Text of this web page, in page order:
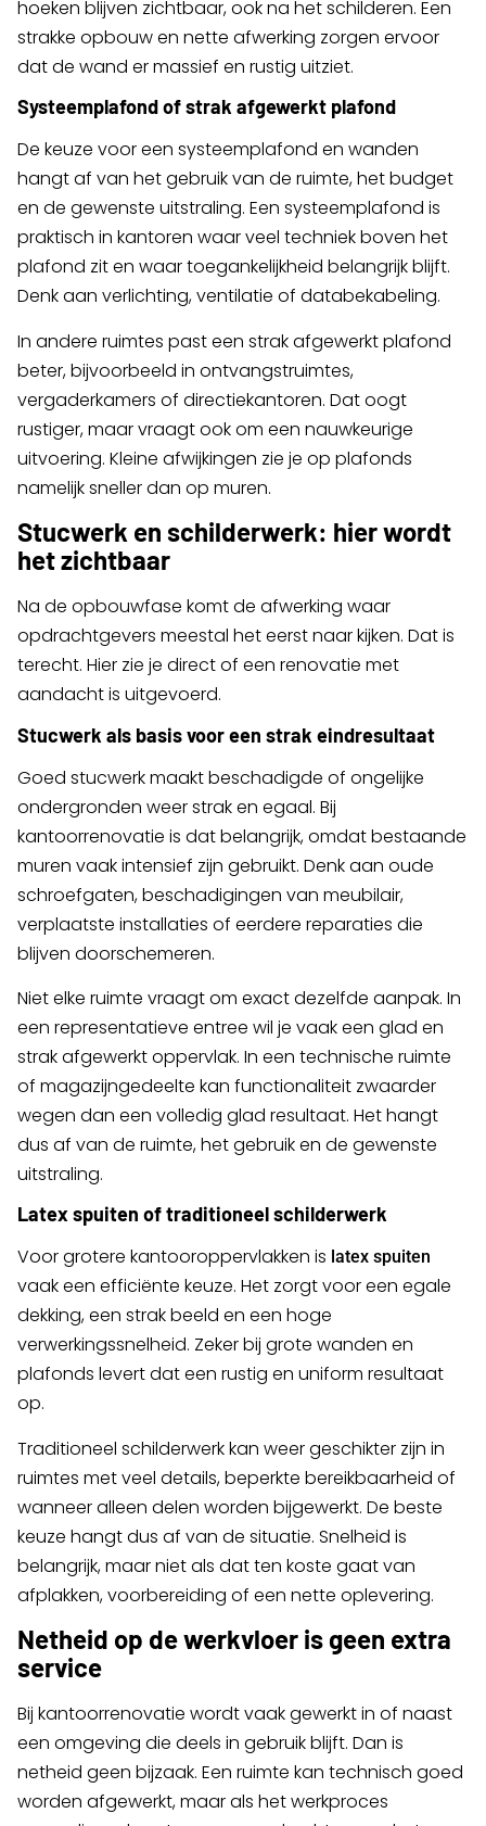
hoeken blijven zichtbaar, ook na het schilderen. Een
strakke opbouw en nette afwerking zorgen ervoor
dat de wand er massief en rustig uitziet.
Systeemplafond of strak afgewerkt plafond
De keuze voor een systeemplafond en wanden
hangt af van het gebruik van de ruimte, het budget
en de gewenste uitstraling. Een systeemplafond is
praktisch in kantoren waar veel techniek boven het
plafond zit en waar toegankelijkheid belangrijk blijft.
Denk aan verlichting, ventilatie of databekabeling.
In andere ruimtes past een strak afgewerkt plafond
beter, bijvoorbeeld in ontvangstruimtes,
vergaderkamers of directiekantoren. Dat oogt
rustiger, maar vraagt ook om een nauwkeurige
uitvoering. Kleine afwijkingen zie je op plafonds
namelijk sneller dan op muren.
Stucwerk en schilderwerk: hier wordt
het zichtbaar
Na de opbouwfase komt de afwerking waar
opdrachtgevers meestal het eerst naar kijken. Dat is
terecht. Hier zie je direct of een renovatie met
aandacht is uitgevoerd.
Stucwerk als basis voor een strak eindresultaat
Goed stucwerk maakt beschadigde of ongelijke
ondergronden weer strak en egaal. Bij
kantoorrenovatie is dat belangrijk, omdat bestaande
muren vaak intensief zijn gebruikt. Denk aan oude
schroefgaten, beschadigingen van meubilair,
verplaatste installaties of eerdere reparaties die
blijven doorschemeren.
Niet elke ruimte vraagt om exact dezelfde aanpak. In
een representatieve entree wil je vaak een glad en
strak afgewerkt oppervlak. In een technische ruimte
of magazijngedeelte kan functionaliteit zwaarder
wegen dan een volledig glad resultaat. Het hangt
dus af van de ruimte, het gebruik en de gewenste
uitstraling.
Latex spuiten of traditioneel schilderwerk
Voor grotere kantooroppervlakken is latex spuiten
vaak een efficiënte keuze. Het zorgt voor een egale
dekking, een strak beeld en een hoge
verwerkingssnelheid. Zeker bij grote wanden en
plafonds levert dat een rustig en uniform resultaat
op.
Traditioneel schilderwerk kan weer geschikter zijn in
ruimtes met veel details, beperkte bereikbaarheid of
wanneer alleen delen worden bijgewerkt. De beste
keuze hangt dus af van de situatie. Snelheid is
belangrijk, maar niet als dat ten koste gaat van
afplakken, voorbereiding of een nette oplevering.
Netheid op de werkvloer is geen extra
service
Bij kantoorrenovatie wordt vaak gewerkt in of naast
een omgeving die deels in gebruik blijft. Dan is
netheid geen bijzaak. Een ruimte kan technisch goed
worden afgewerkt, maar als het werkproces